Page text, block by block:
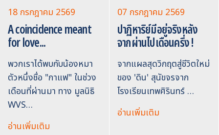
18 กรกฎาคม 2569
A coincidence meant
for love...
พวกเราได้พบกับน้องหมา
ตัวหนึ่งชื่อ "กาแฟ" ในช่วง
เดือนที่ผ่านมา ทาง มูลนิธิ
WVS…
อ่านเพิ่มเติม
07 กรกฎาคม 2569
ปาฏิหาริย์มีอยู่จริงหลัง
จากผ่านไปเดือนครึ่ง !
จากแผลสุดวิกฤตสู่ชีวิตใหม่
ของ 'ดิน' สุนัขจรจาก
โรงเรียนเทพศิรินทร์ …
อ่านเพิ่มเติม